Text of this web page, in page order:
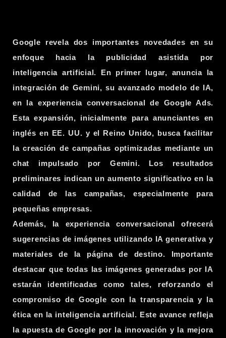
Google revela dos importantes novedades en su
enfoque hacia la publicidad asistida por
inteligencia artificial. En primer lugar, anuncia la
integración de Gemini, su avanzado modelo de IA,
en la experiencia conversacional de Google Ads.
Esta expansión, inicialmente para anunciantes en
inglés en EE. UU. y el Reino Unido, busca facilitar
la creación de campañas optimizadas mediante un
chat impulsado por Gemini. Los resultados
preliminares indican un aumento significativo en la
calidad de las campañas, especialmente para
pequeñas empresas.
Además, la experiencia conversacional ofrecerá
sugerencias de imágenes utilizando IA generativa y
materiales de la página de destino. Importante
destacar que todas las imágenes generadas por IA
estarán identificadas como tales, reforzando el
compromiso de Google con la transparencia y la
ética en la inteligencia artificial. Este avance refleja
la apuesta de Google por la innovación y la mejora